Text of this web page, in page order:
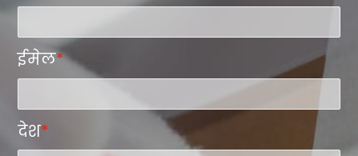
ईमेल*
देश*